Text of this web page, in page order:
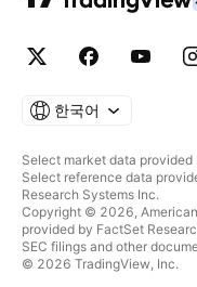
한국어
Select market data provided
Select reference data
Research Systems Inc.
Copyright © 2026,
provided by FactSet
SEC filings and other
© 2026 TradingView, Inc.